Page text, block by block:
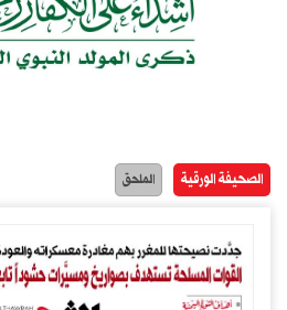
الصحيفة الورقية الملحق